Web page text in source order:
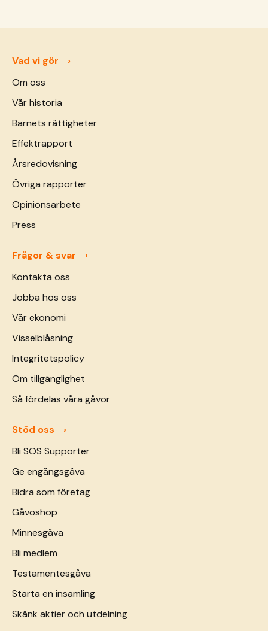
Vad vi gör
Om oss
Vår historia
Barnets rättigheter
Effektrapport
Årsredovisning
Övriga rapporter
Opinionsarbete
Press
Frågor & svar
Kontakta oss
Jobba hos oss
Vår ekonomi
Visselblåsning
Integritetspolicy
Om tillgänglighet
Så fördelas våra gåvor
Stöd oss
Bli SOS Supporter
Ge engångsgåva
Bidra som företag
Gåvoshop
Minnesgåva
Bli medlem
Testamentesgåva
Starta en insamling
Skänk aktier och utdelning